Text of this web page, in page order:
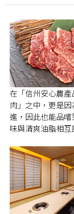
在「信州安心農
肉」之中，更是
進，因此也能品
味與清爽油脂相互